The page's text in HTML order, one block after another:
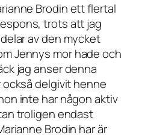
Brodin ett flertal
trots att jag
av den mycket
Jennys mor hade och
jag anser denna
delgivit henne
inte har någon aktiv
troligen endast
Brodin har är